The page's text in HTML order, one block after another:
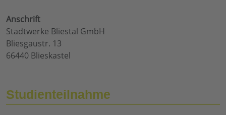
Anschrift
Stadtwerke Bliestal GmbH
Bliesgaustr. 13
66440 Blieskastel
Studienteilnahme